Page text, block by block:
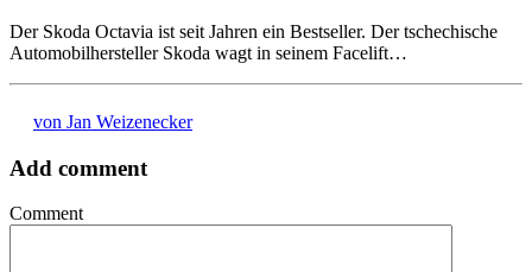
Der Skoda Octavia ist seit Jahren ein Bestseller. Der tschechische
Automobilhersteller Skoda wagt in seinem Facelift…
von Jan Weizenecker
Add comment
Comment